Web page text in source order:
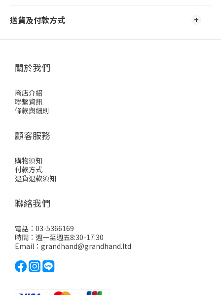
送貨及付款方式
關於我們
商店介紹
聯繫資訊
條款與細則
顧客服務
購物須知
付款方式
退貨退款須知
聯絡我們
電話：03-5366169
時間：週一至週五8:30-17:30
Email：grandhand@grandhand.ltd